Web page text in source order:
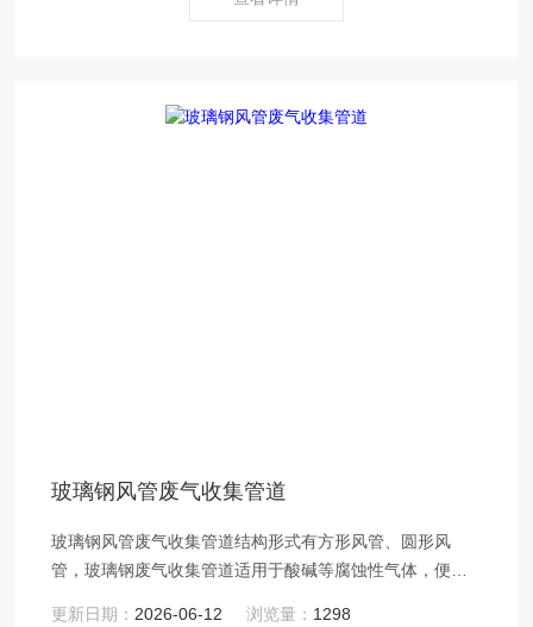
玻璃钢风管废气收集管道
玻璃钢风管废气收集管道结构形式有方形风管、圆形风
管，玻璃钢废气收集管道适用于酸碱等腐蚀性气体，便于
更新日期： 2026-06-12 浏览量： 1298